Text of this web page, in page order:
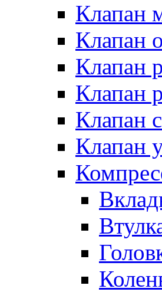
Клапан
Клапан
Клапан
Клапан
Клапан
Клапан